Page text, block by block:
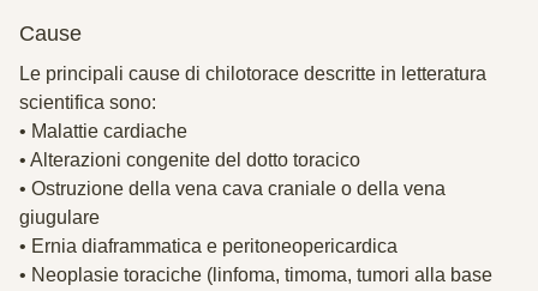
Cause
Le principali cause di chilotorace descritte in letteratura
scientifica sono:
• Malattie cardiache
• Alterazioni congenite del dotto toracico
• Ostruzione della vena cava craniale o della vena
giugulare
• Ernia diaframmatica e peritoneopericardica
• Neoplasie toraciche (linfoma, timoma, tumori alla base